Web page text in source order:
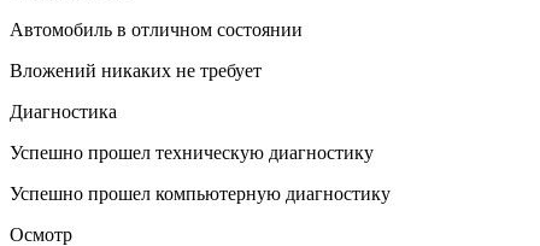
Автомобиль в отличном состоянии
Вложений никаких не требует
Диагностика
Успешно прошел техническую диагностику
Успешно прошел компьютерную диагностику
Осмотр